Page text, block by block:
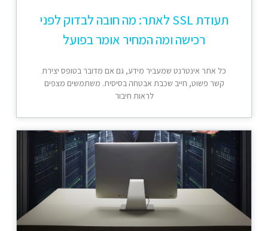
תעודת SSL לאתר: מה חובה לבדוק לפני
רכישה ומה המחיר אומר בפועל
כל אתר אינטרנט שמעביר מידע, גם אם מדובר בטופס יצירת
קשר פשוט, חייב שכבת אבטחה בסיסית. משתמשים מצפים
לראות חיבור